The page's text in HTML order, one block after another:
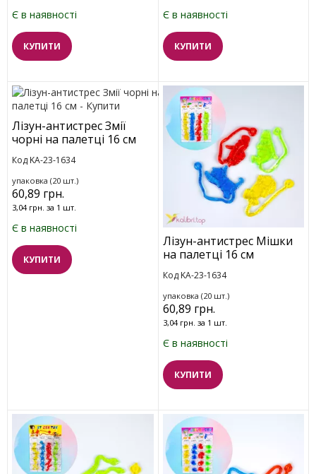
Є в наявності
КУПИТИ
Є в наявності
КУПИТИ
Лізун-антистрес Змії
чорні на палетці 16 см
Код KA-23-1634
упаковка (20 шт.)
60,89 грн.
3,04 грн. за 1 шт.
Є в наявності
КУПИТИ
Лізун-антистрес Мішки
на палетці 16 см
Код KA-23-1634
упаковка (20 шт.)
60,89 грн.
3,04 грн. за 1 шт.
Є в наявності
КУПИТИ